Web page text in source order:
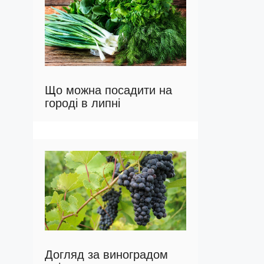
Що можна посадити на
городі в липні
Догляд за виноградом